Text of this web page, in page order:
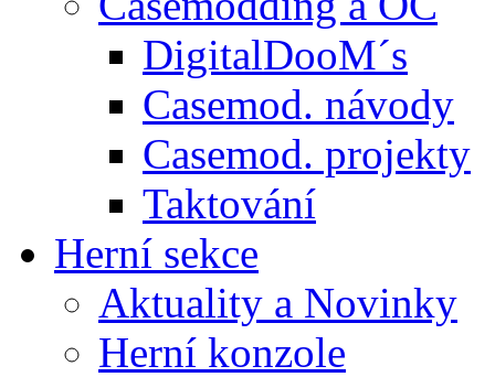
DigitalDooM´s
Casemod. návody
Casemod. projekty
Taktování
Herní sekce
Aktuality a Novinky
Herní konzole